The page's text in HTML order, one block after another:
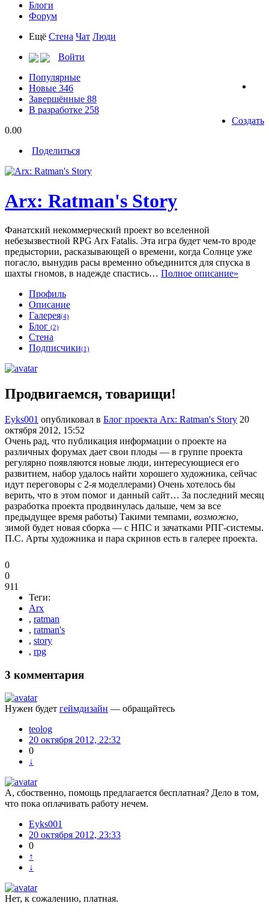
Блоги
Форум
Ещё Стена Чат Люди
Войти
Популярные
Новые 346
Завершённые 88
В разработке 258
Создать
0.00
Поделиться
Arx: Ratman's Story
Фанатский некоммерческий проект во вселенной
небезызвестной RPG Arx Fatalis. Эта игра будет чем-то вроде
предыстории, расказывающей о времени, когда Солнце уже
погасло, вынудив расы временно объединится для спуска в
шахты гномов, в надежде спастись… Полное описание»
Профиль
Описание
Галерея(4)
Блог (2)
Стена
Подписчики(1)
Продвигаемся, товарищи!
Eyks001 опубликовал в Блог проекта Arx: Ratman's Story 20
октября 2012, 15:52
Очень рад, что публикация информации о проекте на
различных форумах дает свои плоды — в группе проекта
регулярно появляются новые люди, интересующиеся его
развитием, набор удалось найти хорошего художника, сейчас
идут переговоры с 2-я моделлерами) Очень хотелось бы
верить, что в этом помог и данный сайт… За последний месяц
разработка проекта продвинулась дальше, чем за все
предыдущее время работы) Такими темпами, возможно,
зимой будет новая сборка — с НПС и зачатками РПГ-системы.
П.С. Арты художника и пара скринов есть в галерее проекта.
0
0
911
Теги:
Arx
, ratman
, ratman's
, story
, rpg
3 комментария
Нужен будет геймдизайн — обращайтесь
teolog
20 октября 2012, 22:32
0
↓
А, сбоственно, помощь предлагается бесплатная? Дело в том,
что пока оплачивать работу нечем.
Eyks001
20 октября 2012, 23:33
0
↑
↓
Нет, к сожалению, платная.